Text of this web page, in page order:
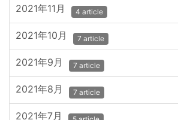
2021年11月 4 article
2021年10月 7 article
2021年9月 7 article
2021年8月 7 article
2021年7月